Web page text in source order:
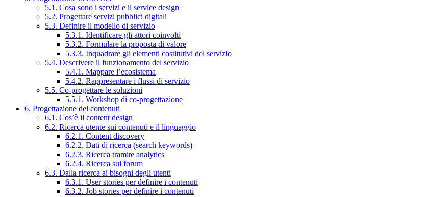
5.1. Cosa sono i servizi e il service design
5.2. Progettare servizi pubblici digitali
5.3. Definire il modello di servizio
5.3.1. Identificare gli attori coinvolti
5.3.2. Formulare la proposta di valore
5.3.3. Inquadrare gli elementi costitutivi del servizio
5.4. Descrivere il funzionamento del servizio
5.4.1. Mappare l’ecosistema
5.4.2. Rappresentare i flussi di servizio
5.5. Co-progettare le soluzioni
5.5.1. Workshop di co-progettazione
6. Progettazione dei contenuti
6.1. Cos’è il content design
6.2. Ricerca utente sui contenuti e il linguaggio
6.2.1. Content discovery
6.2.2. Dati di ricerca (search keywords)
6.2.3. Ricerca tramite analytics
6.2.4. Ricerca sui forum
6.3. Dalla ricerca ai bisogni degli utenti
6.3.1. User stories per definire i contenuti
6.3.2. Job stories per definire i contenuti